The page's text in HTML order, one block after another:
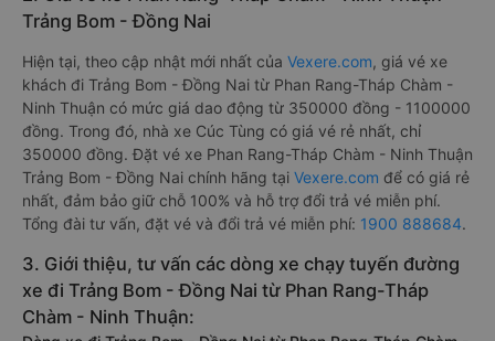
Trảng Bom - Đồng Nai
Hiện tại, theo cập nhật mới nhất của Vexere.com, giá vé xe
khách đi Trảng Bom - Đồng Nai từ Phan Rang-Tháp Chàm -
Ninh Thuận có mức giá dao động từ 350000 đồng - 1100000
đồng. Trong đó, nhà xe Cúc Tùng có giá vé rẻ nhất, chỉ
350000 đồng. Đặt vé xe Phan Rang-Tháp Chàm - Ninh Thuận
Trảng Bom - Đồng Nai chính hãng tại Vexere.com để có giá rẻ
nhất, đảm bảo giữ chỗ 100% và hỗ trợ đổi trả vé miễn phí.
Tổng đài tư vấn, đặt vé và đổi trả vé miễn phí: 1900 888684.
3. Giới thiệu, tư vấn các dòng xe chạy tuyến đường
xe đi Trảng Bom - Đồng Nai từ Phan Rang-Tháp
Chàm - Ninh Thuận: